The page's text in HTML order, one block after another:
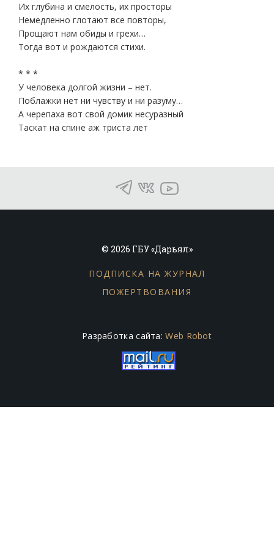
Их глубина и смелость, их просторы
Немедленно глотают все повторы,
Прощают нам обиды и грехи…
Тогда вот и рождаются стихи.
* * *
У человека долгой жизни – нет.
Поблажки нет ни чувству и ни разуму…
А черепаха вот свой домик несуразный
Таскат на спине аж триста лет
© 2026 ГБУ «Дарьял»
ПОДПИСКА НА ЖУРНАЛ
ПОЖЕРТВОВАНИЯ
Разработка сайта:Web Robot